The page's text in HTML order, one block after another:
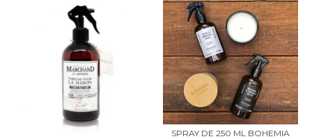
SPRAY DE 250 ML BOHEMIA